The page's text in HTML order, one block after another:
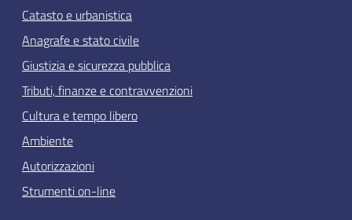
Catasto e urbanistica
Anagrafe e stato civile
Giustizia e sicurezza pubblica
Tributi, finanze e contravvenzioni
Cultura e tempo libero
Ambiente
Autorizzazioni
Strumenti on-line